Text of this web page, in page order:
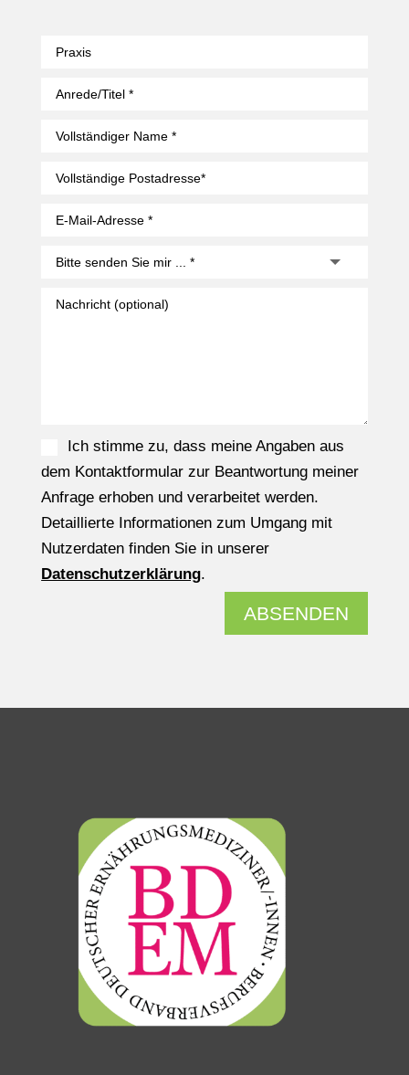
Ich stimme zu, dass meine Angaben aus
dem Kontaktformular zur Beantwortung meiner
Anfrage erhoben und verarbeitet werden.
Detaillierte Informationen zum Umgang mit
Nutzerdaten finden Sie in unserer
Datenschutzerklärung.
ABSENDEN